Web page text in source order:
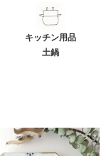
キッチン用品
土鍋